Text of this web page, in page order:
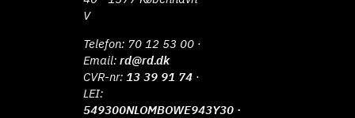
V
Telefon: 70 12 53 00 ·
Email:rd@rd.dk
CVR-nr: 13 39 91 74 ·
LEI:
549300NLOMBOWE943Y30 ·